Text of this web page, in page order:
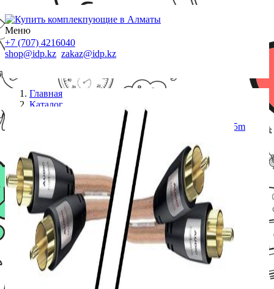
Меню
+7 (707) 4216040
shop@idp.kz zakaz@idp.kz
Главная
Каталог
inakustik Кабель 2RCA-2RCA Star Audio Stereo 1.5m